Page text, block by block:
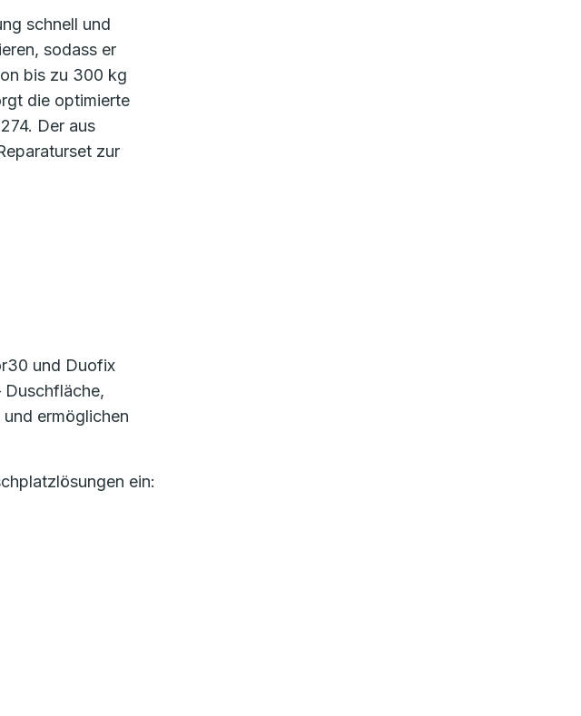
schnell und
sodass er
bis zu 300 kg
die optimierte
Der aus
zur
und Duofix
Duschfläche,
ermöglichen
ein: